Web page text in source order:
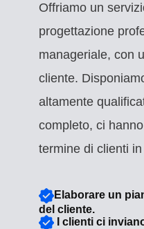
Offriamo un
progettazione
manageriale, con
cliente.
altamente
completo, ci
termine di clienti
Elaborare un
del cliente.
I clienti ci